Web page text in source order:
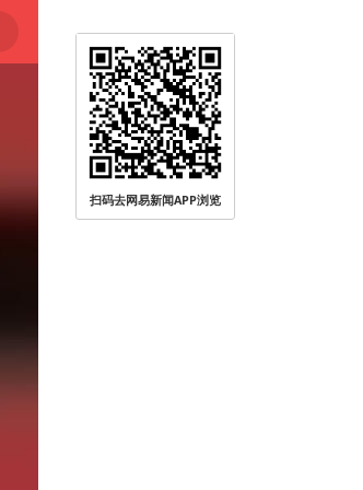
扫码去网易新闻APP浏览